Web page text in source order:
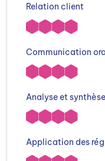
Relation client
Communication
Analyse et synthèse
Application des